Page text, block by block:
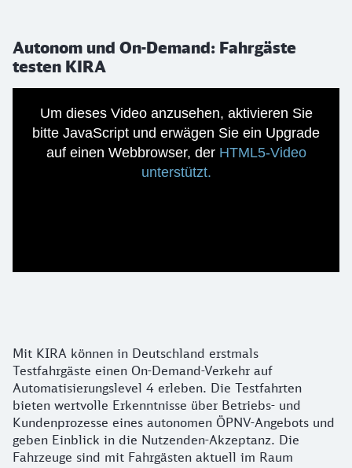
Autonom und On-Demand: Fahrgäste
testen KIRA
Um dieses Video anzusehen, aktivieren Sie
bitte JavaScript und erwägen Sie ein Upgrade
auf einen Webbrowser, der HTML5-Video
unterstützt.
Details zu Fahrgäste testen KIRA
Mit KIRA können in Deutschland erstmals
Testfahrgäste einen On-Demand-Verkehr auf
Automatisierungslevel 4 erleben. Die Testfahrten
bieten wertvolle Erkenntnisse über Betriebs- und
Kundenprozesse eines autonomen ÖPNV-Angebots und
geben Einblick in die Nutzenden-Akzeptanz. Die
Fahrzeuge sind mit Fahrgästen aktuell im Raum